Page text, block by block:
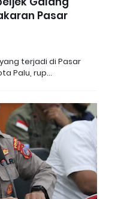
Pasar
yang terjadi di Pasar
Palu, rup…